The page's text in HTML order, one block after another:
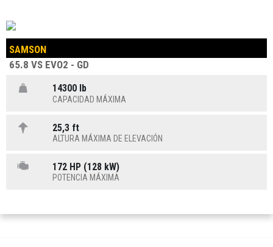
SAMSON
65.8 VS EVO2 - GD
14300 lb
CAPACIDAD MÁXIMA
25,3 ft
ALTURA MÁXIMA DE ELEVACIÓN
172 HP (128 kW)
POTENCIA MÁXIMA